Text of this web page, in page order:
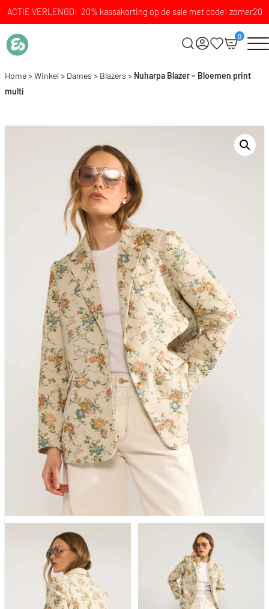
ACTIE VERLENGD: 20% kassakorting op de sale met code: zomer20
0
Home>Winkel> Dames > Blazers > Nuharpa Blazer – Bloemen print
multi